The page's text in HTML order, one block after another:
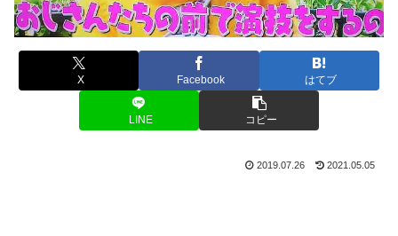
X Facebook はてブ
LINE コピー
2019.07.26 2021.05.05